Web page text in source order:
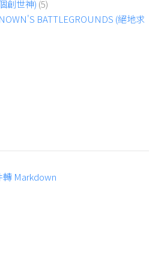
創世神) (5)
BATTLEGROUNDS (絕地求
Markdown